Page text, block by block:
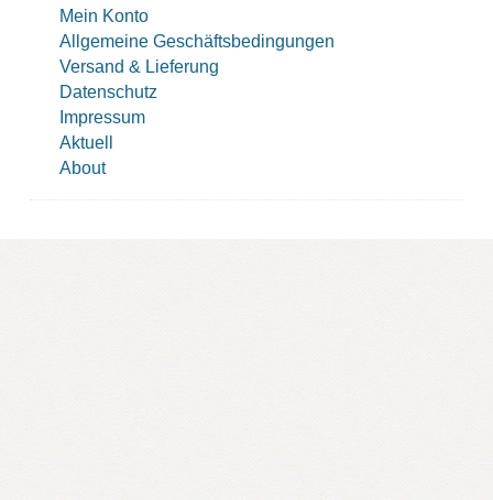
Mein Konto
Allgemeine Geschäftsbedingungen
Versand & Lieferung
Datenschutz
Impressum
Aktuell
About